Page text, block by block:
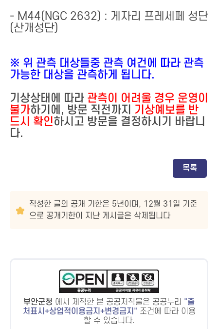
- M44(NGC 2632) : 게자리 프레세페 성단
(산개성단)
※ 위 관측 대상들중 관측 여건에 따라 관측
가능한 대상을 관측하게 됩니다.
기상상태에 따라 관측이 어려울 경우 운영이
불가하기에, 방문 직전까지 기상예보를 반
드시 확인하시고 방문을 결정하시기 바랍니
다.
목록
작성한 글의 공개 기한은 5년이며, 12월 31일 기준
으로 공개기한이 지난 게시글은 삭제됩니다
부안군청 에서 제작한 본 공공저작물은 공공누리
출
처표시+상업적이용금지+변경금지
조건에 따라 이용
할 수 있습니다.